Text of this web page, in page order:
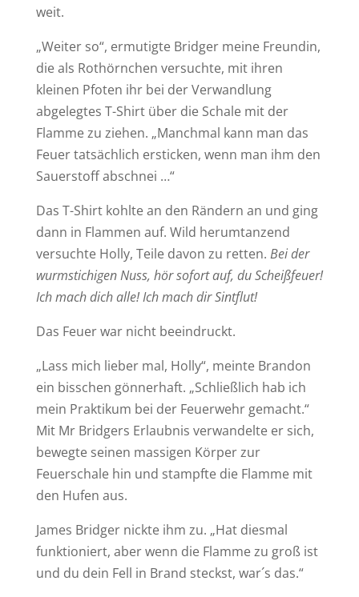
weit.
„Weiter so“, ermutigte Bridger meine Freundin,
die als Rothörnchen versuchte, mit ihren
kleinen Pfoten ihr bei der Verwandlung
abgelegtes T-Shirt über die Schale mit der
Flamme zu ziehen. „Manchmal kann man das
Feuer tatsächlich ersticken, wenn man ihm den
Sauerstoff abschnei …“
Das T-Shirt kohlte an den Rändern an und ging
dann in Flammen auf. Wild herumtanzend
versuchte Holly, Teile davon zu retten. Bei der
wurmstichigen Nuss, hör sofort auf, du Scheißfeuer!
Ich mach dich alle! Ich mach dir Sintflut!
Das Feuer war nicht beeindruckt.
„Lass mich lieber mal, Holly“, meinte Brandon
ein bisschen gönnerhaft. „Schließlich hab ich
mein Praktikum bei der Feuerwehr gemacht.“
Mit Mr Bridgers Erlaubnis verwandelte er sich,
bewegte seinen massigen Körper zur
Feuerschale hin und stampfte die Flamme mit
den Hufen aus.
James Bridger nickte ihm zu. „Hat diesmal
funktioniert, aber wenn die Flamme zu groß ist
und du dein Fell in Brand steckst, war´s das.“